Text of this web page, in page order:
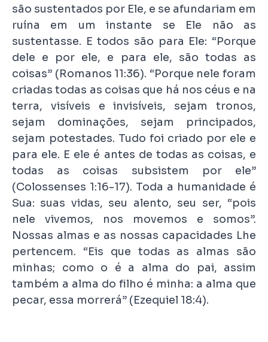
são sustentados por Ele, e se afundariam em
ruína em um instante se Ele não as
sustentasse. E todos são para Ele: “Porque
dele e por ele, e para ele, são todas as
coisas” (Romanos 11:36). “Porque nele foram
criadas todas as coisas que há nos céus e na
terra, visíveis e invisíveis, sejam tronos,
sejam dominações, sejam principados,
sejam potestades. Tudo foi criado por ele e
para ele. E ele é antes de todas as coisas, e
todas as coisas subsistem por ele”
(Colossenses 1:16-17). Toda a humanidade é
Sua: suas vidas, seu alento, seu ser, “pois
nele vivemos, nos movemos e somos”.
Nossas almas e as nossas capacidades Lhe
pertencem. “Eis que todas as almas são
minhas; como o é a alma do pai, assim
também a alma do filho é minha: a alma que
pecar, essa morrerá” (Ezequiel 18:4).